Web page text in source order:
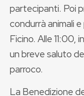
partecipanti. Poi
condurrà animali
Ficino. Alle 11:00,
un breve saluto
parroco.
La Benedizione